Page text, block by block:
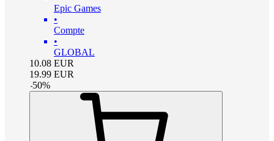
Epic Games
•
Compte
•
GLOBAL
10.08 EUR
19.99 EUR
-50%